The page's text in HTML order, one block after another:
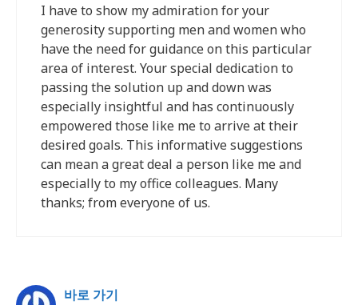
I have to show my admiration for your
generosity supporting men and women who
have the need for guidance on this particular
area of interest. Your special dedication to
passing the solution up and down was
especially insightful and has continuously
empowered those like me to arrive at their
desired goals. This informative suggestions
can mean a great deal a person like me and
especially to my office colleagues. Many
thanks; from everyone of us.
바로 가기